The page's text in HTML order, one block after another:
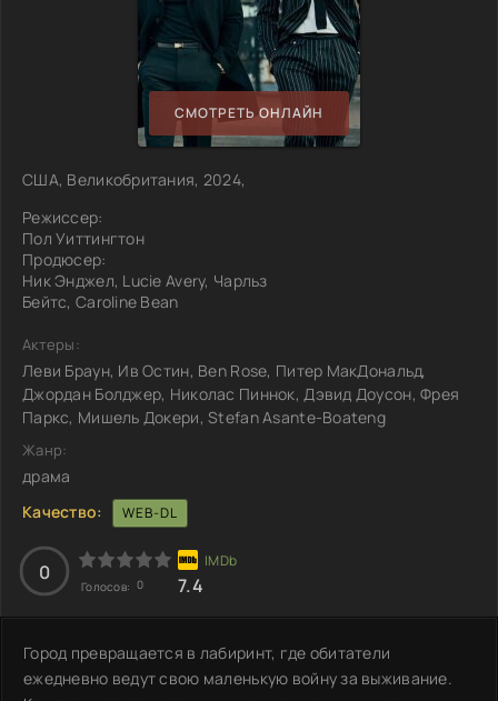
СМОТРЕТЬ ОНЛАЙН
США, Великобритания, 2024,
Режиссер:
Пол Уиттингтон
Продюсер:
Ник Энджел, Lucie Avery, Чарльз
Бейтс, Caroline Bean
Актеры:
Леви Браун, Ив Остин, Ben Rose, Питер МакДональд,
Джордан Болджер, Николас Пиннок, Дэвид Доусон, Фрея
Паркс, Мишель Докери, Stefan Asante-Boateng
Жанр:
драма
Качество:
WEB-DL
0
Голосов: 0 7.4
Город превращается в лабиринт, где обитатели
ежедневно ведут свою маленькую войну за выживание.